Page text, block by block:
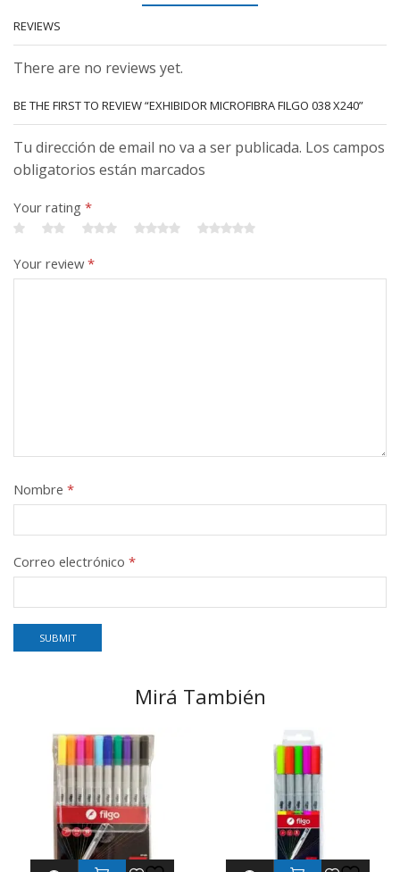
REVIEWS
There are no reviews yet.
BE THE FIRST TO REVIEW “EXHIBIDOR MICROFIBRA FILGO 038 X240”
Tu dirección de email no va a ser publicada. Los campos
obligatorios están marcados
Your rating *
Your review*
Nombre *
Correo electrónico *
Mirá También